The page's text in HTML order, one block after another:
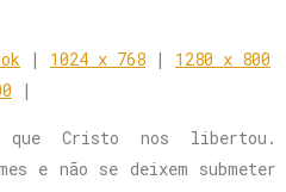
| 1024 x 768 | 1280 x 800
|
Cristo nos libertou.
e não se deixem submeter